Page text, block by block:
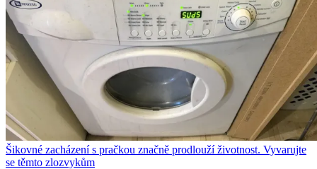
Šikovné zacházení s pračkou značně prodlouží životnost. Vyvarujte
se těmto zlozvykům